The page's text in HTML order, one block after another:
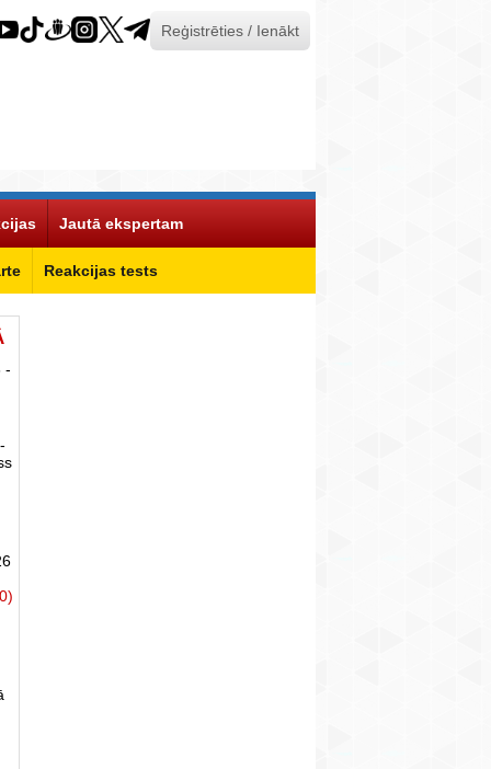
Reģistrēties / Ienākt
Reakcijas tests
Jautā ekspertam
-